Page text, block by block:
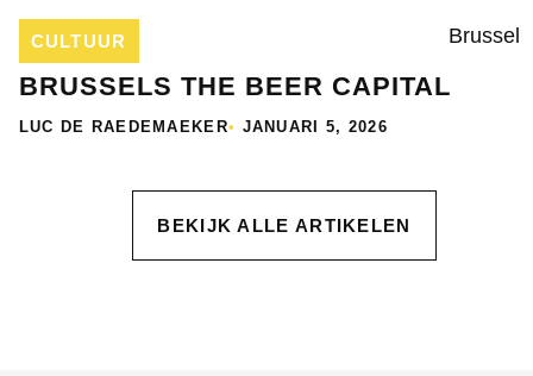
CULTUUR
BRUSSELS THE BEER CAPITAL
LUC DE RAEDEMAEKER• JANUARI 5, 2026
BEKIJK ALLE ARTIKELEN